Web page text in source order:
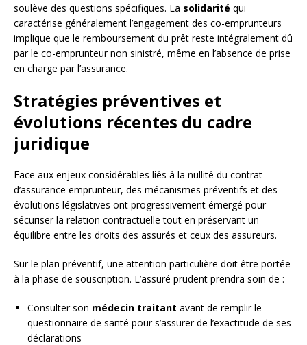
soulève des questions spécifiques. La solidarité qui
caractérise généralement l’engagement des co-emprunteurs
implique que le remboursement du prêt reste intégralement dû
par le co-emprunteur non sinistré, même en l’absence de prise
en charge par l’assurance.
Stratégies préventives et
évolutions récentes du cadre
juridique
Face aux enjeux considérables liés à la nullité du contrat
d’assurance emprunteur, des mécanismes préventifs et des
évolutions législatives ont progressivement émergé pour
sécuriser la relation contractuelle tout en préservant un
équilibre entre les droits des assurés et ceux des assureurs.
Sur le plan préventif, une attention particulière doit être portée
à la phase de souscription. L’assuré prudent prendra soin de :
Consulter son médecin traitant avant de remplir le
questionnaire de santé pour s’assurer de l’exactitude de ses
déclarations